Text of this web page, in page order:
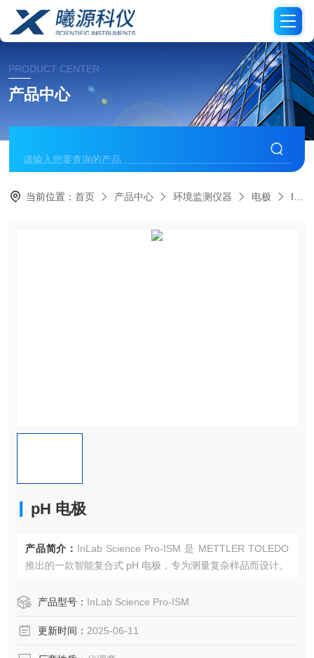
PRODUCT CENTER
产品中心
当前位置：首页 产品中心 环境监测仪器 电极 InLab Science Pro‑ISMpH 电极
pH 电极
产品简介： InLab Science Pro‑ISM 是 METTLER TOLEDO
推出的一款智能复合式 pH 电极，专为测量复杂样品而设计。
产品型号： InLab Science Pro‑ISM
更新时间： 2025-06-11